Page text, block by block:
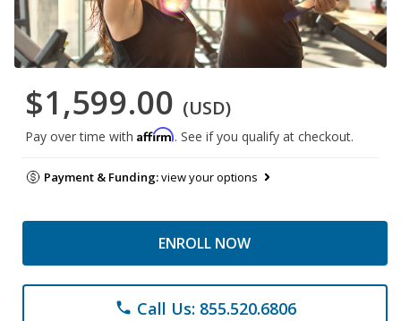
$1,599.00 (USD)
Pay over time with Affirm. See if you qualify at checkout.
Payment & Funding:view your options
ENROLL NOW
phone Call Us: 855.520.6806